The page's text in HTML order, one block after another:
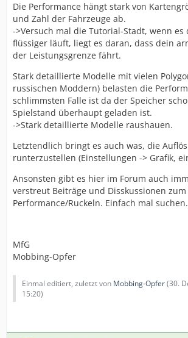
Die Performance hängt stark von
und Zahl der Fahrzeuge ab.
->Versuch mal die Tutorial-Stadt, wenn
flüssiger läuft, liegt es daran, dass dein
der Leistungsgrenze fährt.
Stark detaillierte Modelle mit vielen
russischen Moddern) belasten die
schlimmsten Falle ist da der Speicher
Spielstand überhaupt geladen ist.
->Stark detaillierte Modelle raushauen.
Letztendlich bringt es auch was, die
runterzustellen (Einstellungen -> Grafik,
Ansonsten gibt es hier im Forum auch
verstreut Beiträge und Disskussionen zum
Performance/Ruckeln. Einfach mal suchen.
MfG
Mobbing-Opfer
Einmal editiert, zuletzt von Mobbing-Opfer(30.
15:20)